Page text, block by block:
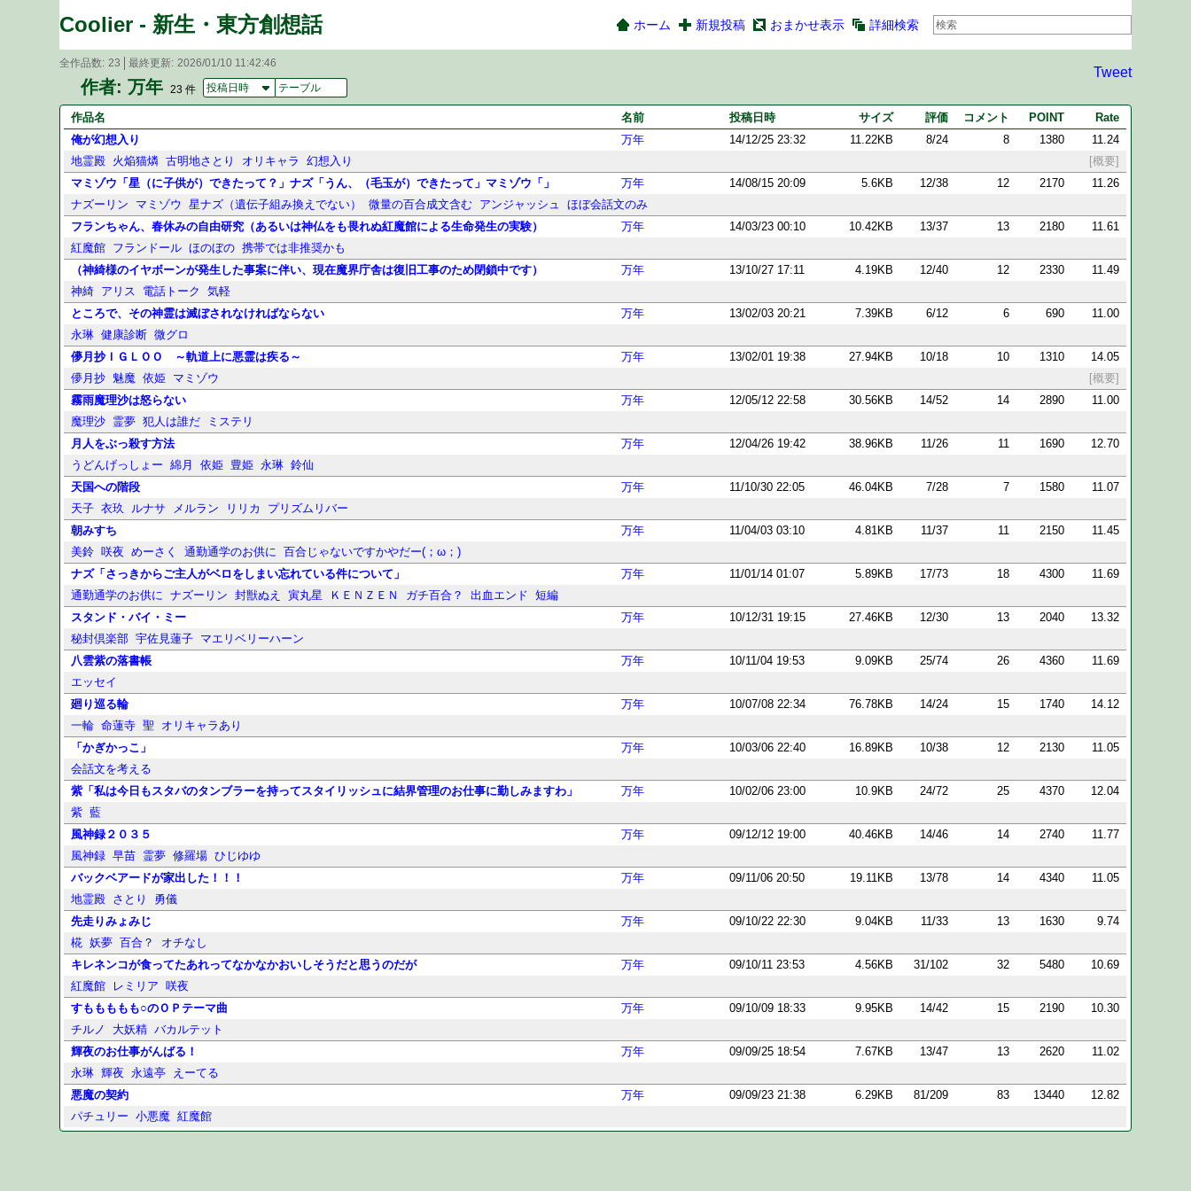
Coolier - 新生・東方創想話 ホーム 新規投稿 おまかせ表示 詳細検索
作者: 万年 23 件 投稿日時 テーブル
全作品数 23 最終更新 2026/01/10 11:42:46
Tweet
作品名 名前 投稿日時 サイズ 評価 コメント POINT
Rate
俺が幻想入り
万年 14/12/25 23:32 11.22KB 8/24 8 1380
11.24
[概要]
地霊殿 火焔猫燐 古明地さとり オリキャラ
幻想入り
マミゾウ「星（に子供が）できたって？」ナズ「うん、（毛玉が）できたって」マミゾウ「」
万年 14/08/15 20:09 5.6KB 12/38 12 2170
11.26
ナズーリン
マミゾウ 星ナズ（遺伝子組み換えでない） 微量の百合成文含む アンジャッシュ
ほぼ会話文のみ
フランちゃん、春休みの自由研究（あるいは神仏をも畏れぬ紅魔館による生命発生の実験）
万年 14/03/23 00:10 10.42KB 13/37 13 2180
11.61
紅魔館 フランドール ほのぼの 携帯では非推奨かも
（神綺様のイヤボーンが発生した事案に伴い、現在魔界庁舎は復旧工事のため閉鎖中です）
万年 13/10/27 17:11 4.19KB 12/40 12 2330
11.49
神綺 アリス 電話トーク
気軽
ところで、その神霊は滅ぼされなければならない
万年 13/02/03 20:21 7.39KB 6/12 6 690
11.00
永琳 健康診断 微グロ
儚月抄ＩＧＬＯＯ ～軌道上に悪霊は疾る～
万年 13/02/01 19:38 27.94KB 10/18 10 1310
14.05
[概要]
儚月抄 魅魔 依姫
マミゾウ
霧雨魔理沙は怒らない
万年 12/05/12 22:58 30.56KB 14/52 14 2890
11.00
魔理沙 霊夢 犯人は誰だ
ミステリ
月人をぶっ殺す方法
万年 12/04/26 19:42 38.96KB 11/26 11 1690
12.70
うどんげっしょー
綿月 依姫 豊姫 永琳 鈴仙
天国への階段
万年 11/10/30 22:05 46.04KB 7/28 7 1580
11.07
天子 衣玖 ルナサ メルラン リリカ
プリズムリバー
朝みすち
万年 11/04/03 03:10 4.81KB 11/37 11 2150
11.45
美鈴 咲夜 めーさく 通勤通学のお供に
百合じゃないですかやだー(；ω；)
ナズ「さっきからご主人がベロをしまい忘れている件について」
万年 11/01/14 01:07 5.89KB 17/73 18 4300
11.69
通勤通学のお供に
ナズーリン 封獣ぬえ 寅丸星 ＫＥＮＺＥＮ ガチ百合？ 出血エンド
短編
スタンド・バイ・ミー
万年 10/12/31 19:15 27.46KB 12/30 13 2040
13.32
秘封倶楽部 宇佐見蓮子 マエリベリーハーン
八雲紫の落書帳
万年 10/11/04 19:53 9.09KB 25/74 26 4360
11.69
エッセイ
廻り巡る輪
万年 10/07/08 22:34 76.78KB 14/24 15 1740
14.12
一輪 命蓮寺 聖
オリキャラあり
「かぎかっこ」
万年 10/03/06 22:40 16.89KB 10/38 12 2130
11.05
会話文を考える
紫「私は今日もスタバのタンブラーを持ってスタイリッシュに結界管理のお仕事に勤しみますわ」
万年 10/02/06 23:00 10.9KB 24/72 25 4370
12.04
紫 藍
風神録２０３５
万年 09/12/12 19:00 40.46KB 14/46 14 2740
11.77
風神録 早苗 霊夢 修羅場 ひじゆゆ
バックベアードが家出した！！！
万年 09/11/06 20:50 19.11KB 13/78 14 4340
11.05
地霊殿 さとり
勇儀
先走りみょみじ
万年 09/10/22 22:30 9.04KB 11/33 13 1630
9.74
椛 妖夢 百合？
オチなし
キレネンコが食ってたあれってなかなかおいしそうだと思うのだが
万年 09/10/11 23:53 4.56KB 31/102 32 5480
10.69
紅魔館
レミリア
咲夜
すももももも○のＯＰテーマ曲
万年 09/10/09 18:33 9.95KB 14/42 15 2190
10.30
チルノ
大妖精 バカルテット
輝夜のお仕事がんばる！
万年 09/09/25 18:54 7.67KB 13/47 13 2620
11.02
永琳 輝夜 永遠亭
えーてる
悪魔の契約
万年 09/09/23 21:38 6.29KB 81/209 83 13440
12.82
パチュリー
小悪魔 紅魔館